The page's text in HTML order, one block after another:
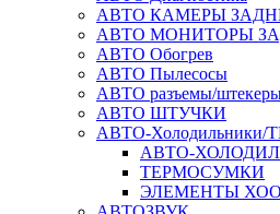
АВТО КАМЕРЫ
АВТО МОНИТОРЫ
АВТО Обогрев
АВТО Пылесосы
АВТО разъемы/
АВТО ШТУЧКИ
АВТО-
АВТО-
ТЕРМОСУМКИ
ЭЛЕМЕНТЫ